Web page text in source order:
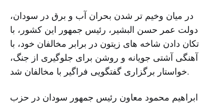
در میان وخیم تر شدن بحران آب و برق در سودان،
دولت عمر حسن البشیر، رئیس جمهور این کشور، با
تکان دادن شاخه های زیتون در برابر مخالفان خود، با
آهنگی آشتی جویانه و روشن برای جلوگیری از جنگ،
خواستار برگزاری گفتگویی فراگیر با مخالفان شد.
ابراهیم محمود معاون رئیس جمهور سودان در حزب